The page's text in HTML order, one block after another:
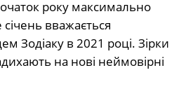
року максимально
вважається
Зодіаку в 2021 році. Зірки
на нові неймовірні